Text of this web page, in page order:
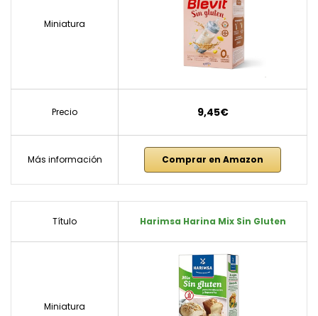
Miniatura
Precio 9,45€
Más información Comprar en Amazon
Título Harimsa Harina Mix Sin Gluten
Miniatura